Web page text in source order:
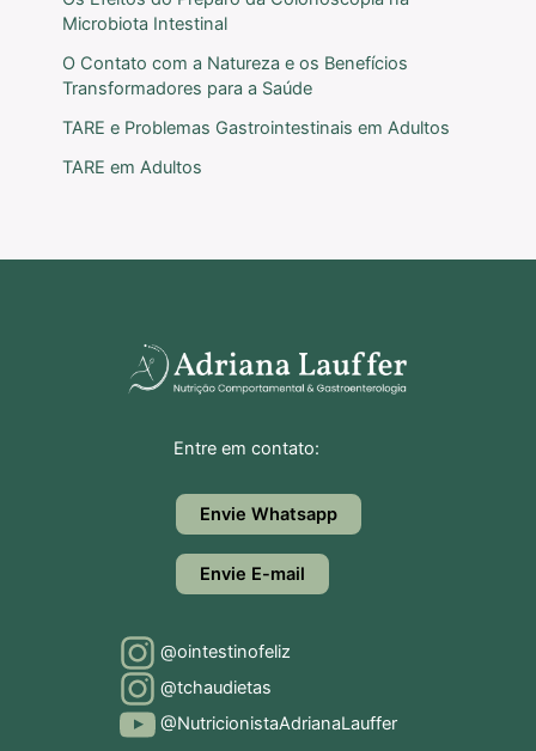
Microbiota Intestinal
O Contato com a Natureza e os Benefícios
Transformadores para a Saúde
TARE e Problemas Gastrointestinais em Adultos
TARE em Adultos
Entre em contato:
Envie Whatsapp
Envie E-mail
@ointestinofeliz
@tchaudietas
@NutricionistaAdrianaLauffer